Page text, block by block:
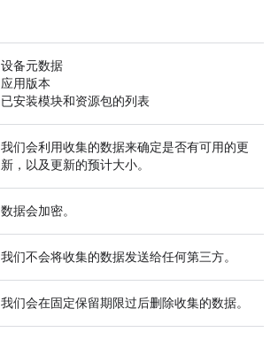
设备元数据
应用版本
已安装模块和资源包的列表
我们会利用收集的数据来确定是否有可用的更
新，以及更新的预计大小。
数据会加密。
我们不会将收集的数据发送给任何第三方。
我们会在固定保留期限过后删除收集的数据。